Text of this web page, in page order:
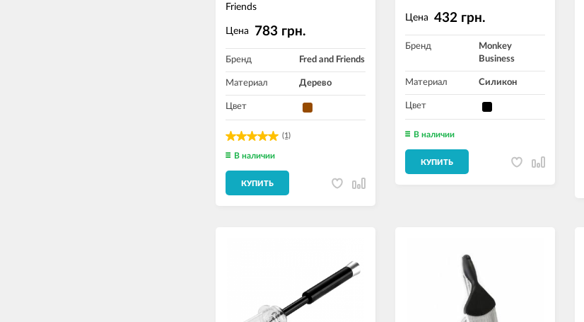
Friends
(1)
Цена 783 грн.
Бренд Fred and Friends
Материал Дерево
Цвет
В наличии
КУПИТЬ
Цена 432 грн.
Бренд
Monkey
Business
Материал Силикон
Цвет
В наличии
КУПИТЬ